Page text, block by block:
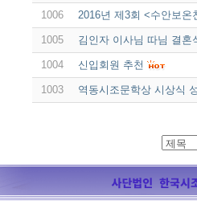
1006 2016년 제3회 <수안보
1005 김인자 이사님 따님 결혼
1004 신입회원 추천
1003 역동시조문학상 시상식